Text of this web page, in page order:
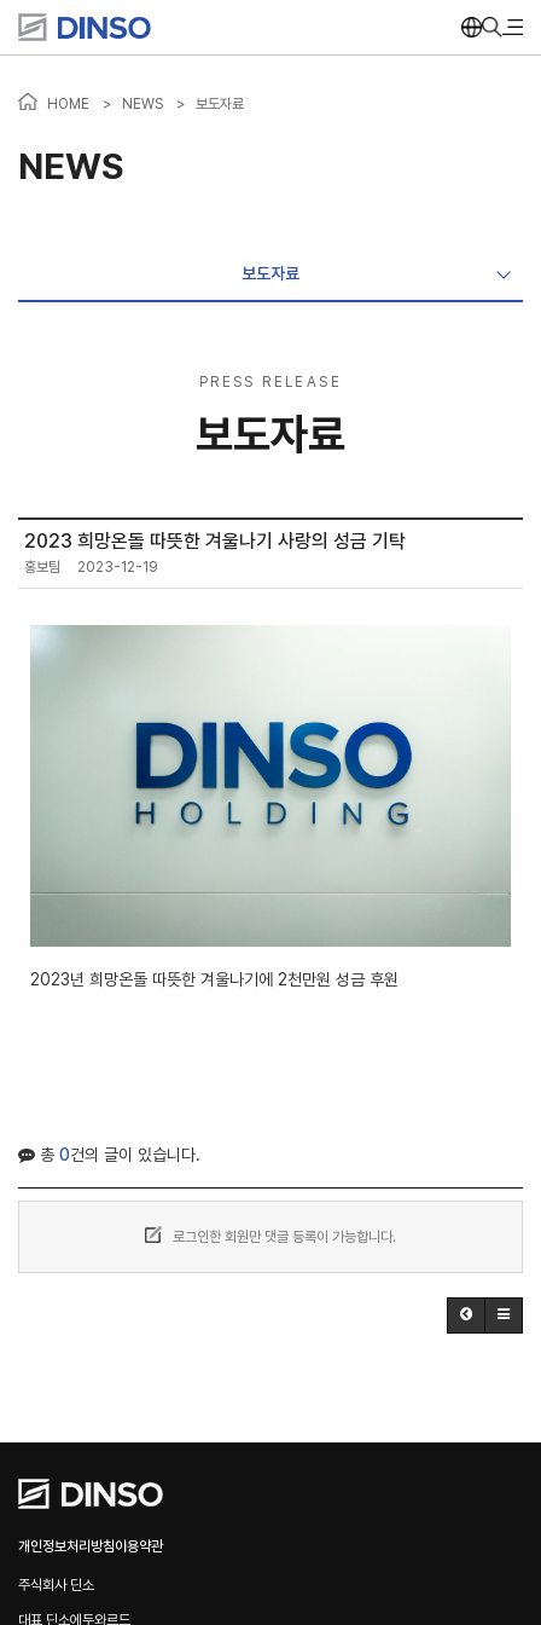
HOME > NEWS > 보도자료
NEWS
보도자료
PRESS RELEASE
보도자료
2023 희망온돌 따뜻한 겨울나기 사랑의 성금 기탁
홍보팀 2023-12-19
2023년 희망온돌 따뜻한 겨울나기에 2천만원 성금 후원
총 0건의 글이 있습니다.
로그인한 회원만 댓글 등록이 가능합니다.
개인정보처리방침이용약관
주식회사 딘소
대표 딘소에두와르드